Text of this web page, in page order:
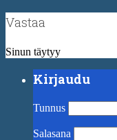
Vastaa
Sinun täytyy
Kirjaudu
Tunnus
Salasana